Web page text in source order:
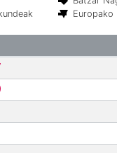
Europako